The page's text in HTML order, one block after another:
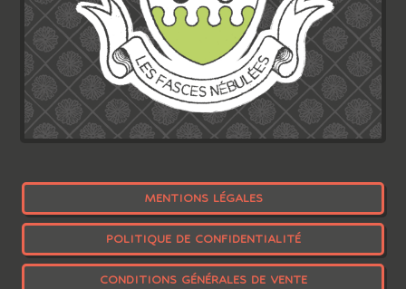
MENTIONS LÉGALES
POLITIQUE DE CONFIDENTIALITÉ
CONDITIONS GÉNÉRALES DE VENTE